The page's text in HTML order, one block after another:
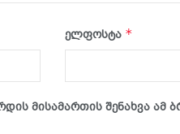
ელფოსტა *
მისამართის შენახვა ამ